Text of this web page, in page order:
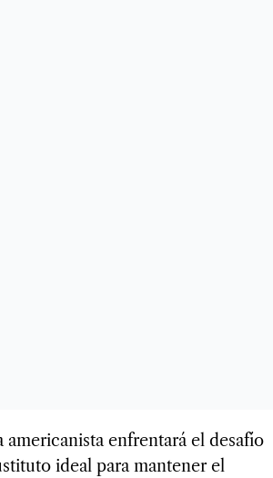
americanista enfrentará el desafío
ideal para mantener el